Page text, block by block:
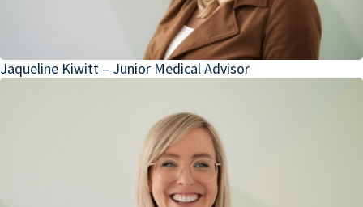
Jaqueline Kiwitt – Junior Medical Advisor